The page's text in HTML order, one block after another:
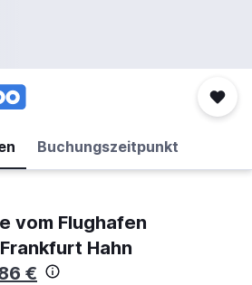
Buchungszeitpunkt
vom Flughafen
Hahn
€